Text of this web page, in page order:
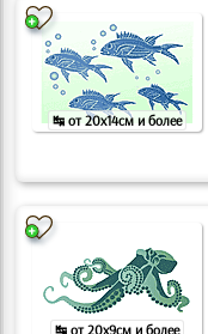
↹ от 20x14см и более
↹ от 20x9см и более